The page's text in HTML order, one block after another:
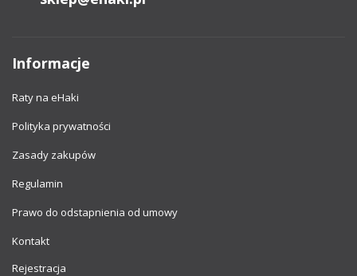
Informacje
Raty na eHaki
Polityka prywatności
Zasady zakupów
Regulamin
Prawo do odstapnienia od umowy
Kontakt
Rejestracja